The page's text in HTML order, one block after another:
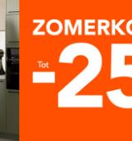
10:00 tot 18:00
Unit 65 - 6700
157 - 7800 Ath